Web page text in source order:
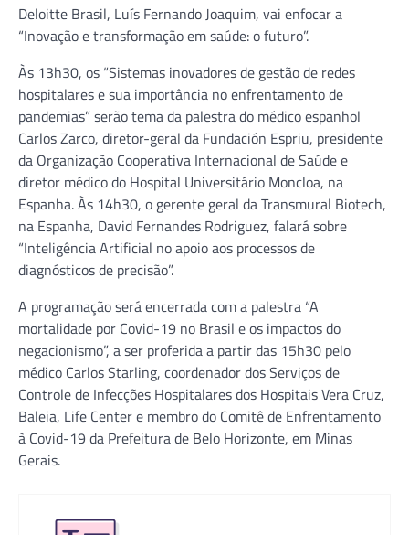
Deloitte Brasil, Luís Fernando Joaquim, vai enfocar a
“Inovação e transformação em saúde: o futuro”.
Às 13h30, os “Sistemas inovadores de gestão de redes
hospitalares e sua importância no enfrentamento de
pandemias” serão tema da palestra do médico espanhol
Carlos Zarco, diretor-geral da Fundación Espriu, presidente
da Organização Cooperativa Internacional de Saúde e
diretor médico do Hospital Universitário Moncloa, na
Espanha. Às 14h30, o gerente geral da Transmural Biotech,
na Espanha, David Fernandes Rodriguez, falará sobre
“Inteligência Artificial no apoio aos processos de
diagnósticos de precisão”.
A programação será encerrada com a palestra “A
mortalidade por Covid-19 no Brasil e os impactos do
negacionismo”, a ser proferida a partir das 15h30 pelo
médico Carlos Starling, coordenador dos Serviços de
Controle de Infecções Hospitalares dos Hospitais Vera Cruz,
Baleia, Life Center e membro do Comitê de Enfrentamento
à Covid-19 da Prefeitura de Belo Horizonte, em Minas
Gerais.